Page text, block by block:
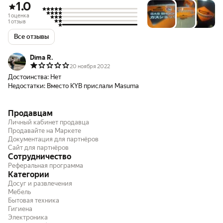
1.0
1 оценка
1 отзыв
Все отзывы
Dima R.
20 ноября 2022
Достоинства: Нет
Недостатки: Вместо KYB прислали Masuma
Продавцам
Личный кабинет продавца
Продавайте на Маркете
Документация для партнёров
Сайт для партнёров
Сотрудничество
Реферальная программа
Категории
Досуг и развлечения
Мебель
Бытовая техника
Гигиена
Электроника